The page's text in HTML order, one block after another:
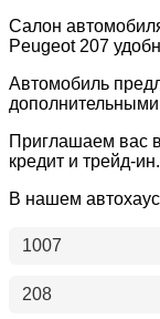
Салон
Peugeot 207
Автомобиль
Приглашаем вас
кредит и трейд-ин.
В нашем
1007
208